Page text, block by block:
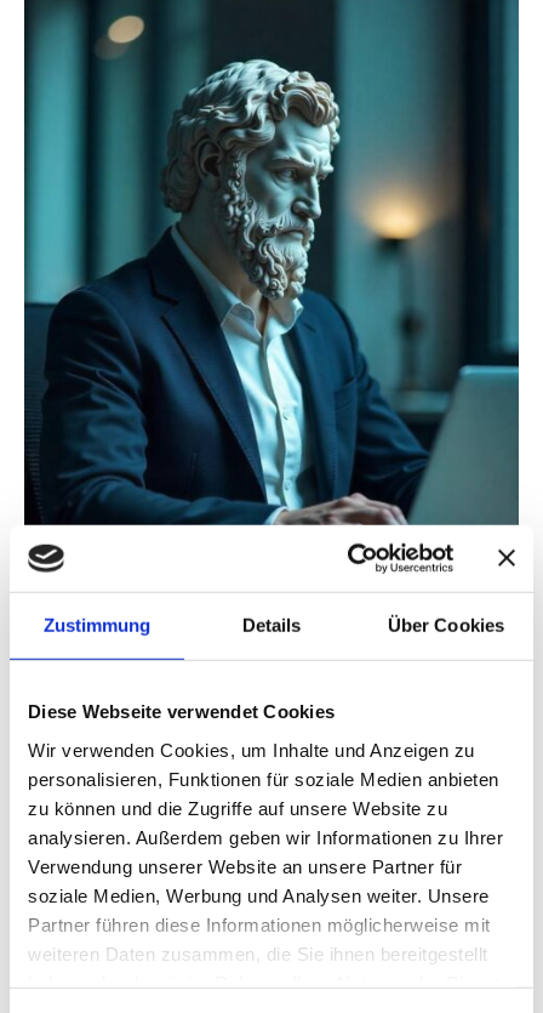
Zustimmung Details Über Cookies
Diese Webseite verwendet Cookies
Wir verwenden Cookies, um Inhalte und Anzeigen zu
personalisieren, Funktionen für soziale Medien anbieten
zu können und die Zugriffe auf unsere Website zu
analysieren. Außerdem geben wir Informationen zu Ihrer
Verwendung unserer Website an unsere Partner für
soziale Medien, Werbung und Analysen weiter. Unsere
Partner führen diese Informationen möglicherweise mit
weiteren Daten zusammen, die Sie ihnen bereitgestellt
MetaCompass Public Relations
Leave a Comment
Comment